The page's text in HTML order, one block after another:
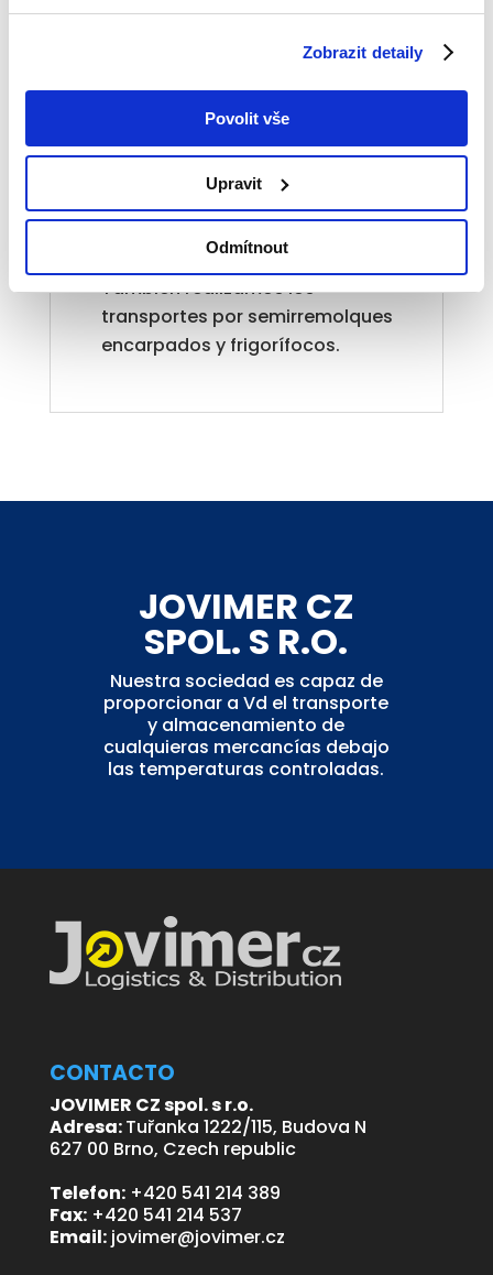
Zobrazit detaily
Povolit vše
Upravit
Odmítnout
nuestros socios en toda Europa.
Todos nuestros vehículos están
equipado por GPS.
Nos especializamos en el
transporte camionero.
El transporte por piezas de 100 kg
semirremolques típicos.
También realizamos los
transportes por semirremolques
encarpados y frigorífocos.
JOVIMER CZ
SPOL. S R.O.
Nuestra sociedad es capaz de
proporcionar a Vd el transporte
y almacenamiento de
cualquieras mercancías debajo
las temperaturas controladas.
CONTACTO
JOVIMER CZ spol. s r.o.
Adresa:Tuřanka 1222/115, Budova N
627 00 Brno, Czech republic
Telefon:+420 541 214 389
Fax:+420 541 214 537
Email: jovimer@jovimer.cz